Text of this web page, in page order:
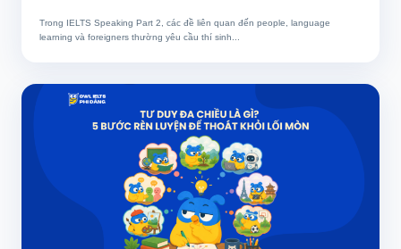
Trong IELTS Speaking Part 2, các đề liên quan đến people, language
learning và foreigners thường yêu cầu thí sinh...